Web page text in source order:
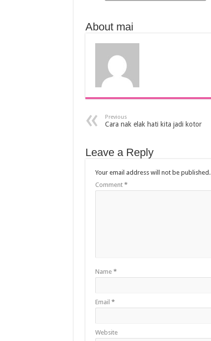
About mai
Previous
Cara nak elak hati kita jadi kotor
Leave a Reply
Your email address will not be published.
Comment *
Name *
Email *
Website